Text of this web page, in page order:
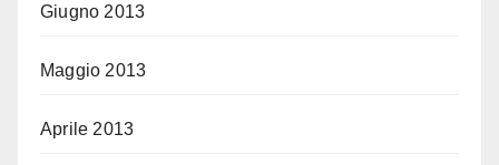
Giugno 2013
Maggio 2013
Aprile 2013